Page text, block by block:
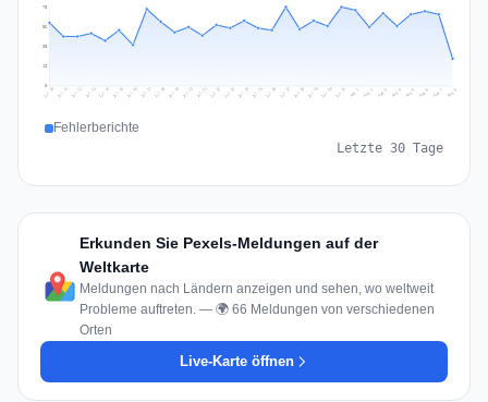
19
38
56
75
Jul 10 Jul 11 Jul 12 Jul 13 Jul 14 Jul 15 Jul 16 Jul 17 Jul 18 Jul 19 Jul 20 Jul 21 Jul 22 Jul 23 Jul 24 Jul 25 Jul 26 Jul 27 Jul 28 Jul 29 Jul 30 Jul 31 Aug 1 Aug 2 Aug 3 Aug 4 Aug 5 Aug 6 Aug 7 Aug 8
Fehlerberichte
Letzte 30 Tage
Erkunden Sie Pexels-Meldungen auf der
Weltkarte
Meldungen nach Ländern anzeigen und sehen, wo weltweit
Probleme auftreten. — 🌍 66 Meldungen von verschiedenen
Orten
Live-Karte öffnen